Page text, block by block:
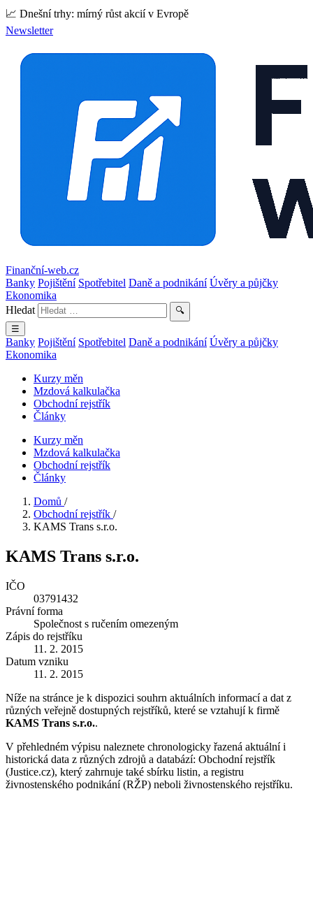
📈 Dnešní trhy: mírný růst akcií v Evropě
Newsletter
Finanční-web.cz
Banky Pojištění Spotřebitel Daně a podnikání Úvěry a půjčky
Ekonomika
Hledat
🔍
☰
Banky Pojištění Spotřebitel Daně a podnikání Úvěry a půjčky
Ekonomika
Kurzy měn
Mzdová kalkulačka
Obchodní rejstřík
Články
Kurzy měn
Mzdová kalkulačka
Obchodní rejstřík
Články
Domů /
Obchodní rejstřík /
KAMS Trans s.r.o.
KAMS Trans s.r.o.
IČO
03791432
Právní forma
Společnost s ručením omezeným
Zápis do rejstříku
11. 2. 2015
Datum vzniku
11. 2. 2015
Níže na stránce je k dispozici souhrn aktuálních informací a dat z
různých veřejně dostupných rejstříků, které se vztahují k firmě
KAMS Trans s.r.o..
V přehledném výpisu naleznete chronologicky řazená aktuální i
historická data z různých zdrojů a databází: Obchodní rejstřík
(Justice.cz), který zahrnuje také sbírku listin, a registru
živnostenského podnikání (RŽP) neboli živnostenského rejstříku.